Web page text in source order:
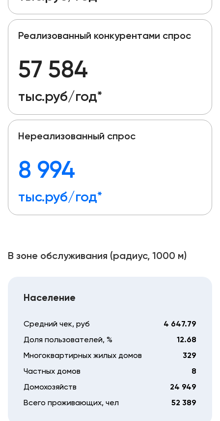
Реализованный конкурентами спрос
57 584
тыс.руб/год*
Нереализованный спрос
8 994
тыс.руб/год*
В зоне обслуживания (радиус, 1000 м)
Население
Средний чек, руб
4 647.79
Доля пользователей, %
12.68
Многоквартирных жилых домов
329
Частных домов
8
Домохозяйств
24 949
Всего проживающих, чел
52 389